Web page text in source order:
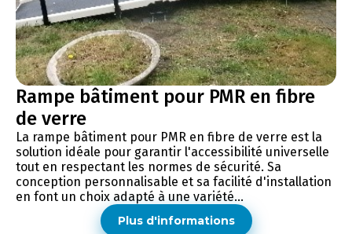
Rampe bâtiment pour PMR en fibre
de verre
La rampe bâtiment pour PMR en fibre de verre est la
solution idéale pour garantir l'accessibilité universelle
tout en respectant les normes de sécurité. Sa
conception personnalisable et sa facilité d'installation
en font un choix adapté à une variété...
Plus d'informations